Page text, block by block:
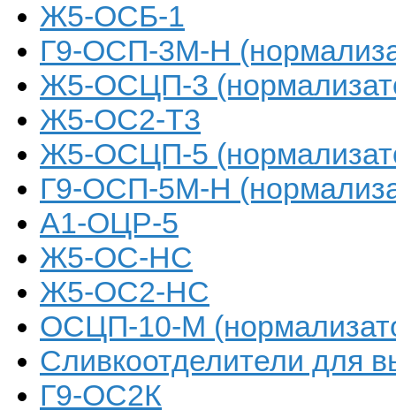
Ж5-ОСБ-1
Г9-ОСП-3М-Н
Ж5-ОСЦП-3
Ж5-ОС2-Т3
Ж5-ОСЦП-5
Г9-ОСП-5М-Н
А1-ОЦР-5
Ж5-ОС-НС
Ж5-ОС2-НС
ОСЦП-10-М
Сливкоотделители для
Г9-ОС2К